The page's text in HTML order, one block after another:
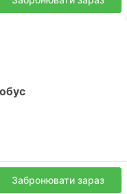
Забронювати зараз